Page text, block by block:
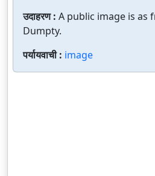
उदाहरण : A public image is as
Dumpty.
पर्यायवाची : image